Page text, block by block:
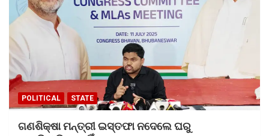
POLITICAL STATE
ଗଣଶିକ୍ଷା ମନ୍ତ୍ରୀ ଇସ୍ତଫା ନଦେଲେ ଘରୁ